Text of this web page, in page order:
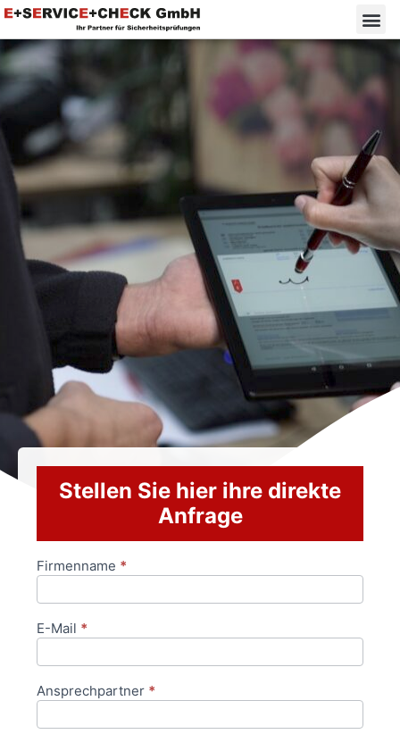
Stellen Sie hier ihre direkte
Anfrage
Anfrageformular
Firmenname *
E-Mail *
Ansprechpartner *